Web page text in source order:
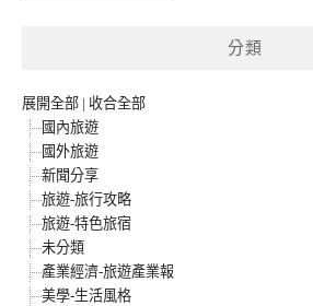
分類
展開全部 | 收合全部
國內旅遊
國外旅遊
新聞分享
旅遊-旅行攻略
旅遊-特色旅宿
未分類
產業經濟-旅遊產業報
美學-生活風格